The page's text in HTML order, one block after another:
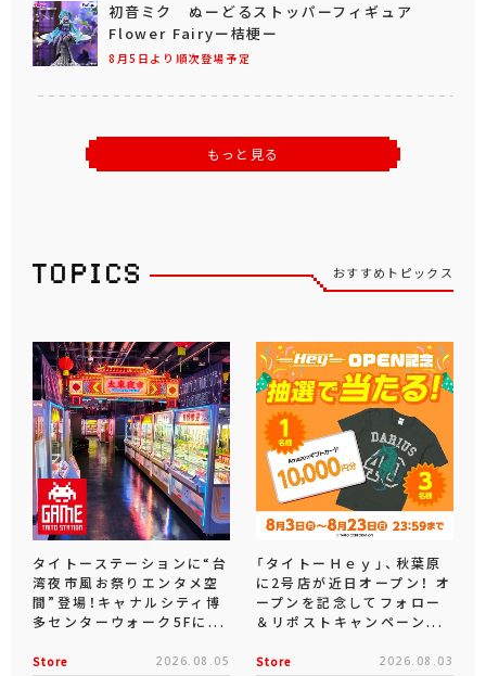
8月5日より順次登場予定
初音ミク ぬーどるストッパーフィギュア
Flower Fairyー桔梗ー
もっと見る
おすすめトピックス
タイトーステーションに“台
湾夜市風お祭りエンタメ空
間”登場！キャナルシティ博
多センターウォーク5Fに...
Store 2026.08.05
「タイトーＨｅｙ」、秋葉原
に2号店が近日オープン！ オ
ープンを記念してフォロー
＆リポストキャンペーン...
Store 2026.08.03